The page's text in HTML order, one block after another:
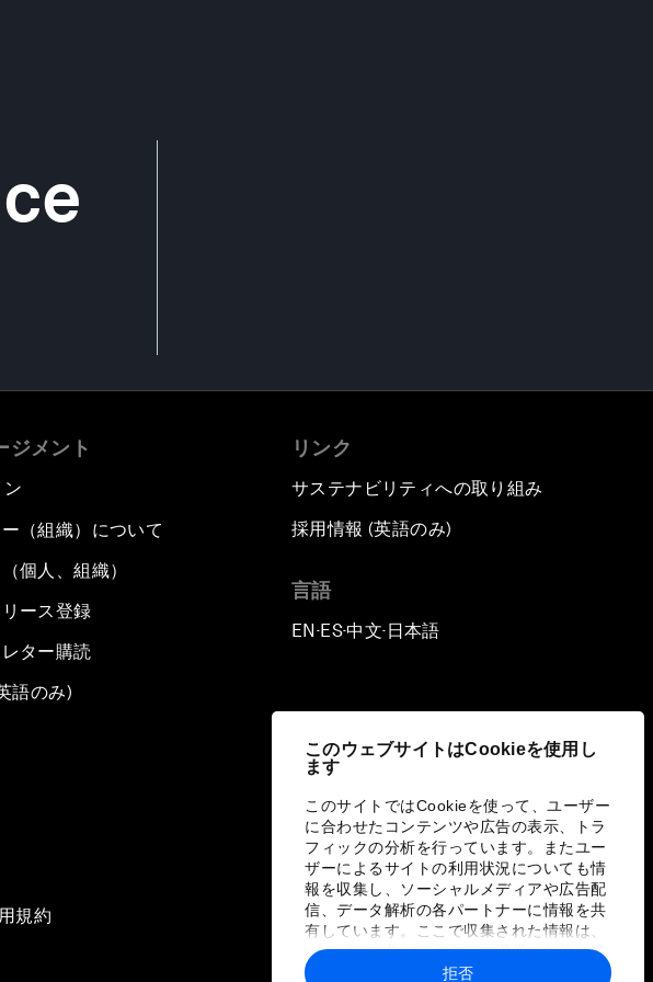
このウェブサイトはCookieを使用し
ます
このサイトではCookieを使って、ユーザー
に合わせたコンテンツや広告の表示、トラ
フィックの分析を行っています。またユー
ザーによるサイトの利用状況についても情
報を収集し、ソーシャルメディアや広告配
信、データ解析の各パートナーに情報を共
有しています。ここで収集された情報は、
ユーザーが各パートナーに提供した他の情
報や各パートナーのサービスを使用した際
拒否
ジメント
（組織）について
個人、組織）
ース登録
ター購読
語のみ)
リンク
サステナビリティへの取り組み
採用情報 (英語のみ)
言語
EN ▪ES▪中文▪ 日本語
規約